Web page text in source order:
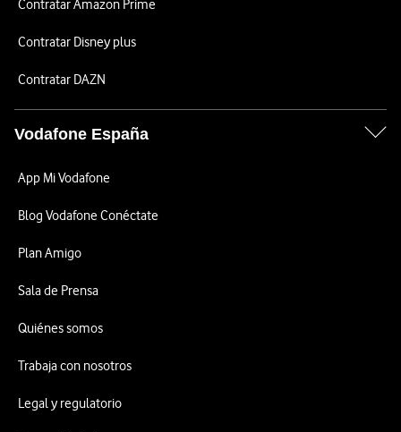
Contratar Amazon Prime
Contratar Disney plus
Contratar DAZN
Vodafone España
App Mi Vodafone
Blog Vodafone Conéctate
Plan Amigo
Sala de Prensa
Quiénes somos
Trabaja con nosotros
Legal y regulatorio